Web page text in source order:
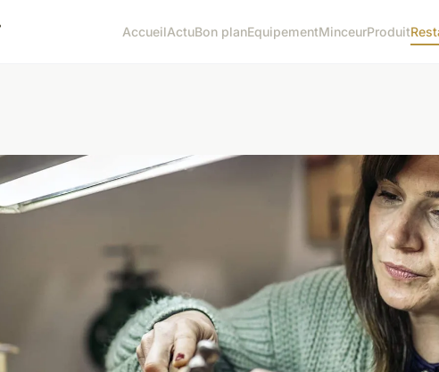
AccueilActuBon planEquipementMinceurProduit